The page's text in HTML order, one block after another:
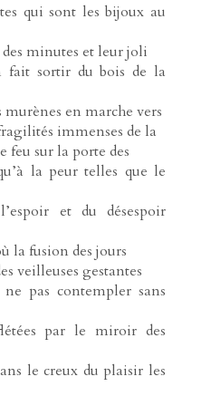
qui sont les bijoux au
minutes et leur joli
fait sortir du bois de la
en marche vers
immenses de la
feu sur la porte des
la peur telles que le
et du désespoir
la fusion des jours
veilleuses gestantes
pas contempler sans
par le miroir des
le creux du plaisir les